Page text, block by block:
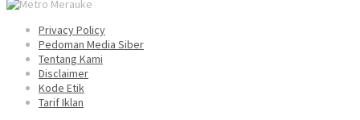
Privacy Policy
Pedoman Media Siber
Tentang Kami
Disclaimer
Kode Etik
Tarif Iklan